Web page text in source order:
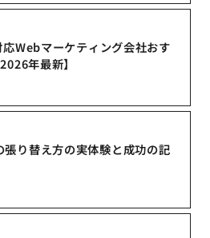
Webマーケティング会社おす
年最新】
り替え方の実体験と成功の記